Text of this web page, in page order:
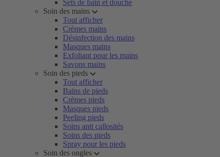
Sets de bain et douche
Soin des mains
Tout afficher
Crèmes mains
Désinfection des mains
Masques mains
Exfoliant pour les mains
Savons mains
Soin des pieds
Tout afficher
Bains de pieds
Crèmes pieds
Masques pieds
Peeling pieds
Soins anti callosités
Soins des pieds
Spray pour les pieds
Soin des ongles